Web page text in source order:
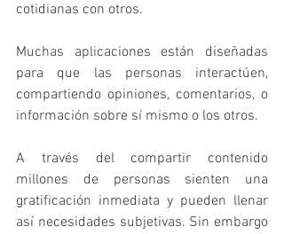
cotidianas con otros.
Muchas aplicaciones están diseñadas
para que las personas interactúen,
compartiendo opiniones, comentarios, o
información sobre sí mismo o los otros.
A través del compartir contenido
millones de personas sienten una
gratificación inmediata y pueden llenar
así necesidades subjetivas. Sin embargo